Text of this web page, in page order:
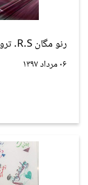
رنو مگان R.S. تروفی رونمایی شد
۰۶ مرداد ۱۳۹۷